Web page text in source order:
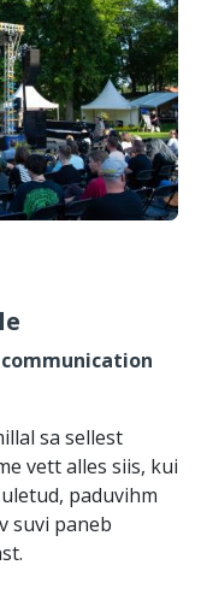
communication
sa sellest
vett alles siis, kui
paduvihm
suvi paneb